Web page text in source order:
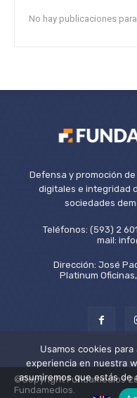
No hay publicaciones
Defensa y promoción
digitales e integridad
sociedades
Teléfonos: (593) 2
mail:
Dirección: José
Platinum
©Copyright Fundamedios
Fundamedios.
Usamos cookies
experiencia en nuestra
asumiremos que estás